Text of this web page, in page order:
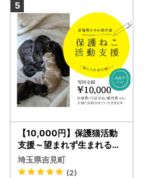
【10,000円】保護猫活動
支援～望まれず生まれる命
を無くし、行き場を失った
猫たちの幸せ探し～
埼玉県吉見町
(2)